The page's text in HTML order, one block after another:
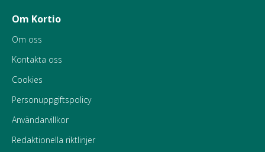
Om Kortio
Om oss
Kontakta oss
Cookies
Personuppgiftspolicy
Användarvillkor
Redaktionella riktlinjer